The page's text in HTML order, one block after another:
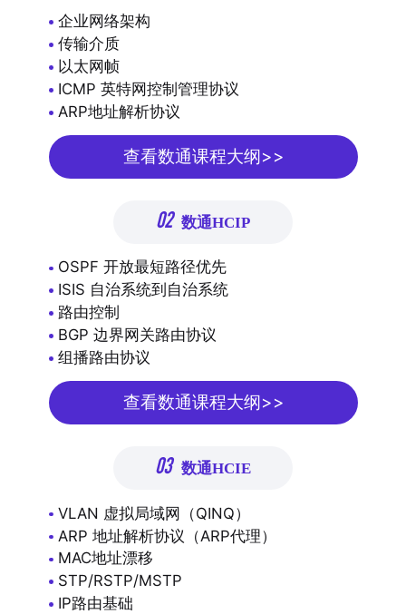
企业网络架构
传输介质
以太网帧
ICMP 英特网控制管理协议
ARP地址解析协议
查看数通课程大纲>>
02 数通HCIP
OSPF 开放最短路径优先
ISIS 自治系统到自治系统
路由控制
BGP 边界网关路由协议
组播路由协议
查看数通课程大纲>>
03 数通HCIE
VLAN 虚拟局域网（QINQ）
ARP 地址解析协议（ARP代理）
MAC地址漂移
STP/RSTP/MSTP
IP路由基础